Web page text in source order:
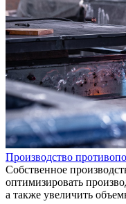
Производство
Собственное
оптимизировать
а также увеличить